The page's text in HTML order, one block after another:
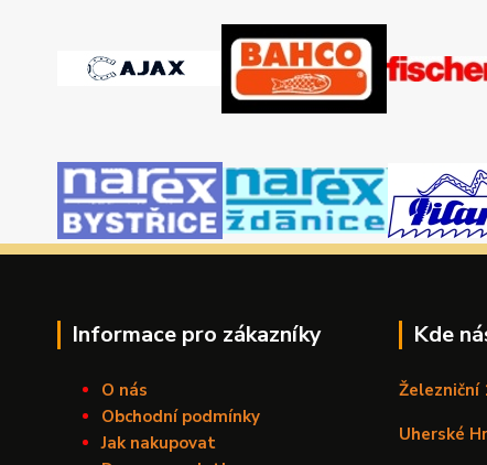
Informace pro zákazníky
O nás
Obchodní podmínky
Jak nakupovat
Kde
Železniční
Uherské